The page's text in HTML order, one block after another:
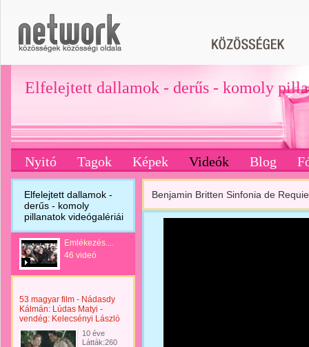
Elfelejtett dallamok - derűs - komoly
Nyitó Tagok Képek Videók Blog
Elfelejtett dallamok -
derűs - komoly
pillanatok videógalériái
Emlékezés....
46 videó
53 magyar film - Nádasdy
Kálmán: Lúdas Matyi -
vendég: Kelecsényi László
10 éve
Látták:260
Benjamin Britten Sinfonia de